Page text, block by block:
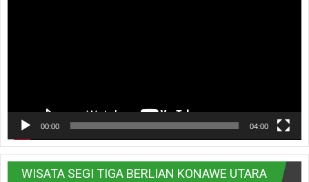
00:00 04:00
WISATA SEGI TIGA BERLIAN KONAWE UTARA